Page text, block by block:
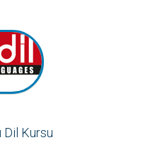
Dil Kursu